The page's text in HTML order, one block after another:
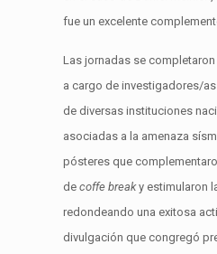
fue un excelente
Las jornadas se
a cargo de investigadores/
de diversas instituciones
asociadas a la amenaza
pósteres que
de coffe breaky estimularon
redondeando una exitosa
divulgación que congregó